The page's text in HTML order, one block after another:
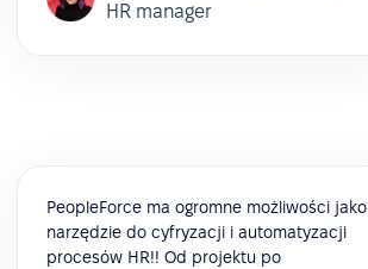
HR manager
PeopleForce ma ogromne możliwości jako
narzędzie do cyfryzacji i automatyzacji
procesów HR!! Od projektu po